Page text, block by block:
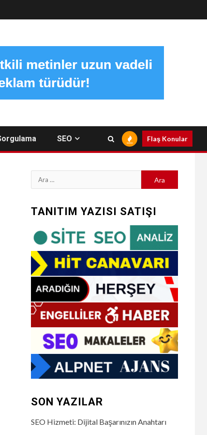
SEO Flaş Konular
Arama:
TANITIM YAZISI SATIŞI
SON YAZILAR
SEO Hizmeti: Dijital Başarınızın Anahtarı